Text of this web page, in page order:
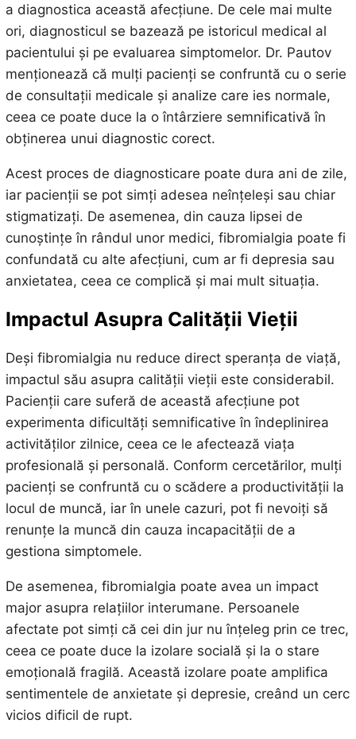
a diagnostica această afecțiune. De cele mai multe
ori, diagnosticul se bazează pe istoricul medical al
pacientului și pe evaluarea simptomelor. Dr. Pautov
menționează că mulți pacienți se confruntă cu o serie
de consultații medicale și analize care ies normale,
ceea ce poate duce la o întârziere semnificativă în
obținerea unui diagnostic corect.
Acest proces de diagnosticare poate dura ani de zile,
iar pacienții se pot simți adesea neînțeleși sau chiar
stigmatizați. De asemenea, din cauza lipsei de
cunoștințe în rândul unor medici, fibromialgia poate fi
confundată cu alte afecțiuni, cum ar fi depresia sau
anxietatea, ceea ce complică și mai mult situația.
Impactul Asupra Calității Vieții
Deși fibromialgia nu reduce direct speranța de viață,
impactul său asupra calității vieții este considerabil.
Pacienții care suferă de această afecțiune pot
experimenta dificultăți semnificative în îndeplinirea
activităților zilnice, ceea ce le afectează viața
profesională și personală. Conform cercetărilor, mulți
pacienți se confruntă cu o scădere a productivității la
locul de muncă, iar în unele cazuri, pot fi nevoiți să
renunțe la muncă din cauza incapacității de a
gestiona simptomele.
De asemenea, fibromialgia poate avea un impact
major asupra relațiilor interumane. Persoanele
afectate pot simți că cei din jur nu înțeleg prin ce trec,
ceea ce poate duce la izolare socială și la o stare
emoțională fragilă. Această izolare poate amplifica
sentimentele de anxietate și depresie, creând un cerc
vicios dificil de rupt.